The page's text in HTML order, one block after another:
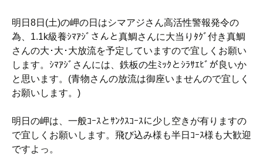
明日8日(土)の岬の日はシマアジさん高活性警報発令の
為、1.1k級養ｼﾏｱｼﾞさんと真鯛さんに大当りﾀｸﾞ付き真鯛
さんの大･大･大放流を予定していますので宜しくお願い
します。ｼﾏｱｼﾞさんには、鉄板の生ﾐｯｸとｼﾗｻｴﾋﾞが良いか
と思います。(青物さんの放流は御座いませんので宜しく
お願いします。)
明日の岬は、一般ｺｰｽとｻﾝｸｽｺｰｽに少し空きが有りますの
で宜しくお願いします。飛び込み様も半日ｺｰｽ様も大歓迎
ですよっ。